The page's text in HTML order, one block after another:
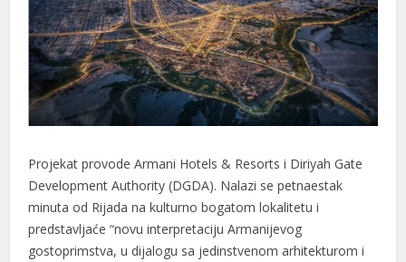
Projekat provode Armani Hotels & Resorts i Diriyah Gate
Development Authority (DGDA). Nalazi se petnaestak
minuta od Rijada na kulturno bogatom lokalitetu i
predstavljaće “novu interpretaciju Armanijevog
gostoprimstva, u dijalogu sa jedinstvenom arhitekturom i